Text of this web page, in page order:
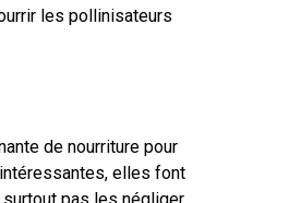
les pollinisateurs
de nourriture pour
elles font